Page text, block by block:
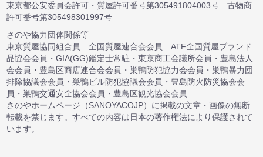
東京都公安委員会許可・質屋許可番号第305491804003号 古物商
許可番号第305498301997号
さのや協力団体関係等
東京質屋協同組合員 全国質屋連合会会員 ATF全国質屋ブランド
品協会会員・GIA(GG)鑑定士常駐・東京商工会議所会員・豊島法人
会会員・豊島区商店連合会会員・巣鴨防犯協力会会員・巣鴨暴力団
排除協議会会員・巣鴨ビル防犯協議会会員・豊島防火防災協会会
員・巣鴨交通安全協会会員・豊島区観光協会会員
さのやホームページ（SANOYACOJP）に掲載の文章・画像の無断
転載を禁じます。すべての内容は日本の著作権法により保護されて
います。